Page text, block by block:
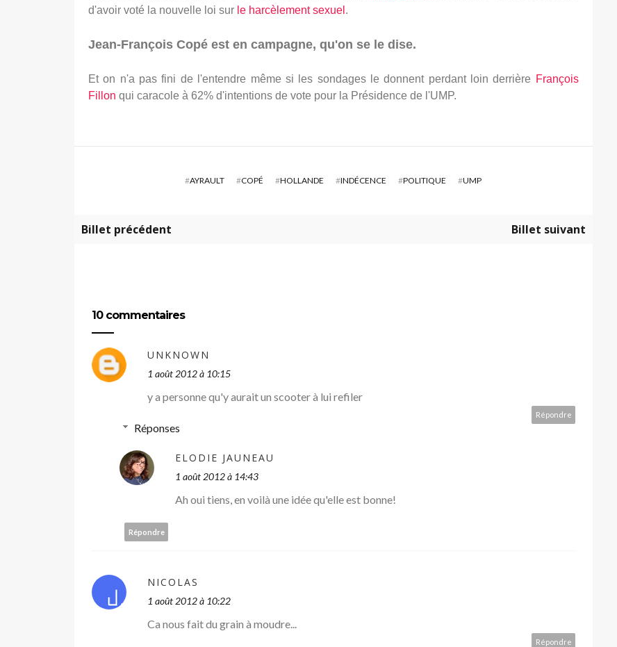
d'avoir voté la nouvelle loi sur le harcèlement sexuel .
Jean-François Copé est en campagne, qu'on se le dise.
Et on n'a pas fini de l'entendre même si les sondages le donnent perdant loin derrière François
Fillon qui caracole à 62% d'intentions de vote pour la Présidence de l'UMP.
#AYRAULT #COPÉ #HOLLANDE #INDÉCENCE #POLITIQUE #UMP
Billet précédent Billet suivant
10 commentaires
UNKNOWN
1 août 2012 à 10:15
y a personne qu'y aurait un scooter à lui refiler
Répondre
Réponses
ELODIE JAUNEAU
1 août 2012 à 14:43
Ah oui tiens, en voilà une idée qu'elle est bonne!
Répondre
NICOLAS
1 août 2012 à 10:22
Ca nous fait du grain à moudre...
Répondre